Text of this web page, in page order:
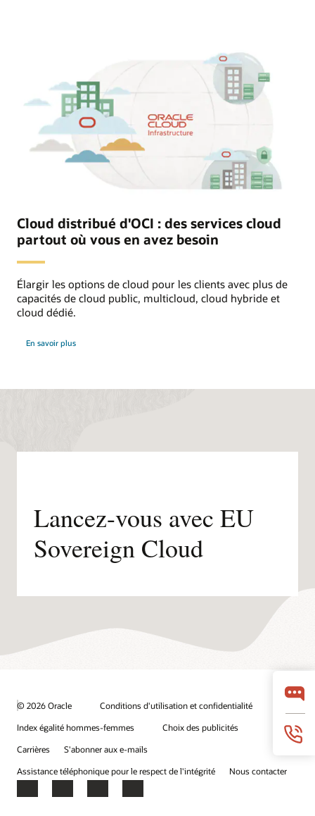
Cloud distribué d'OCI : des services cloud
partout où vous en avez besoin
Élargir les options de cloud pour les clients avec plus de
capacités de cloud public, multicloud, cloud hybride et
cloud dédié.
En savoir plus
Lancez-vous avec EU
Sovereign Cloud
© 2026 Oracle
Conditions d'utilisation et confidentialité
Index égalité hommes-femmes
Choix des publicités
Carrières
S'abonner aux e-mails
Assistance téléphonique pour le respect de l'intégrité
Nous contacter
Facebook
X LinkedInYouTube